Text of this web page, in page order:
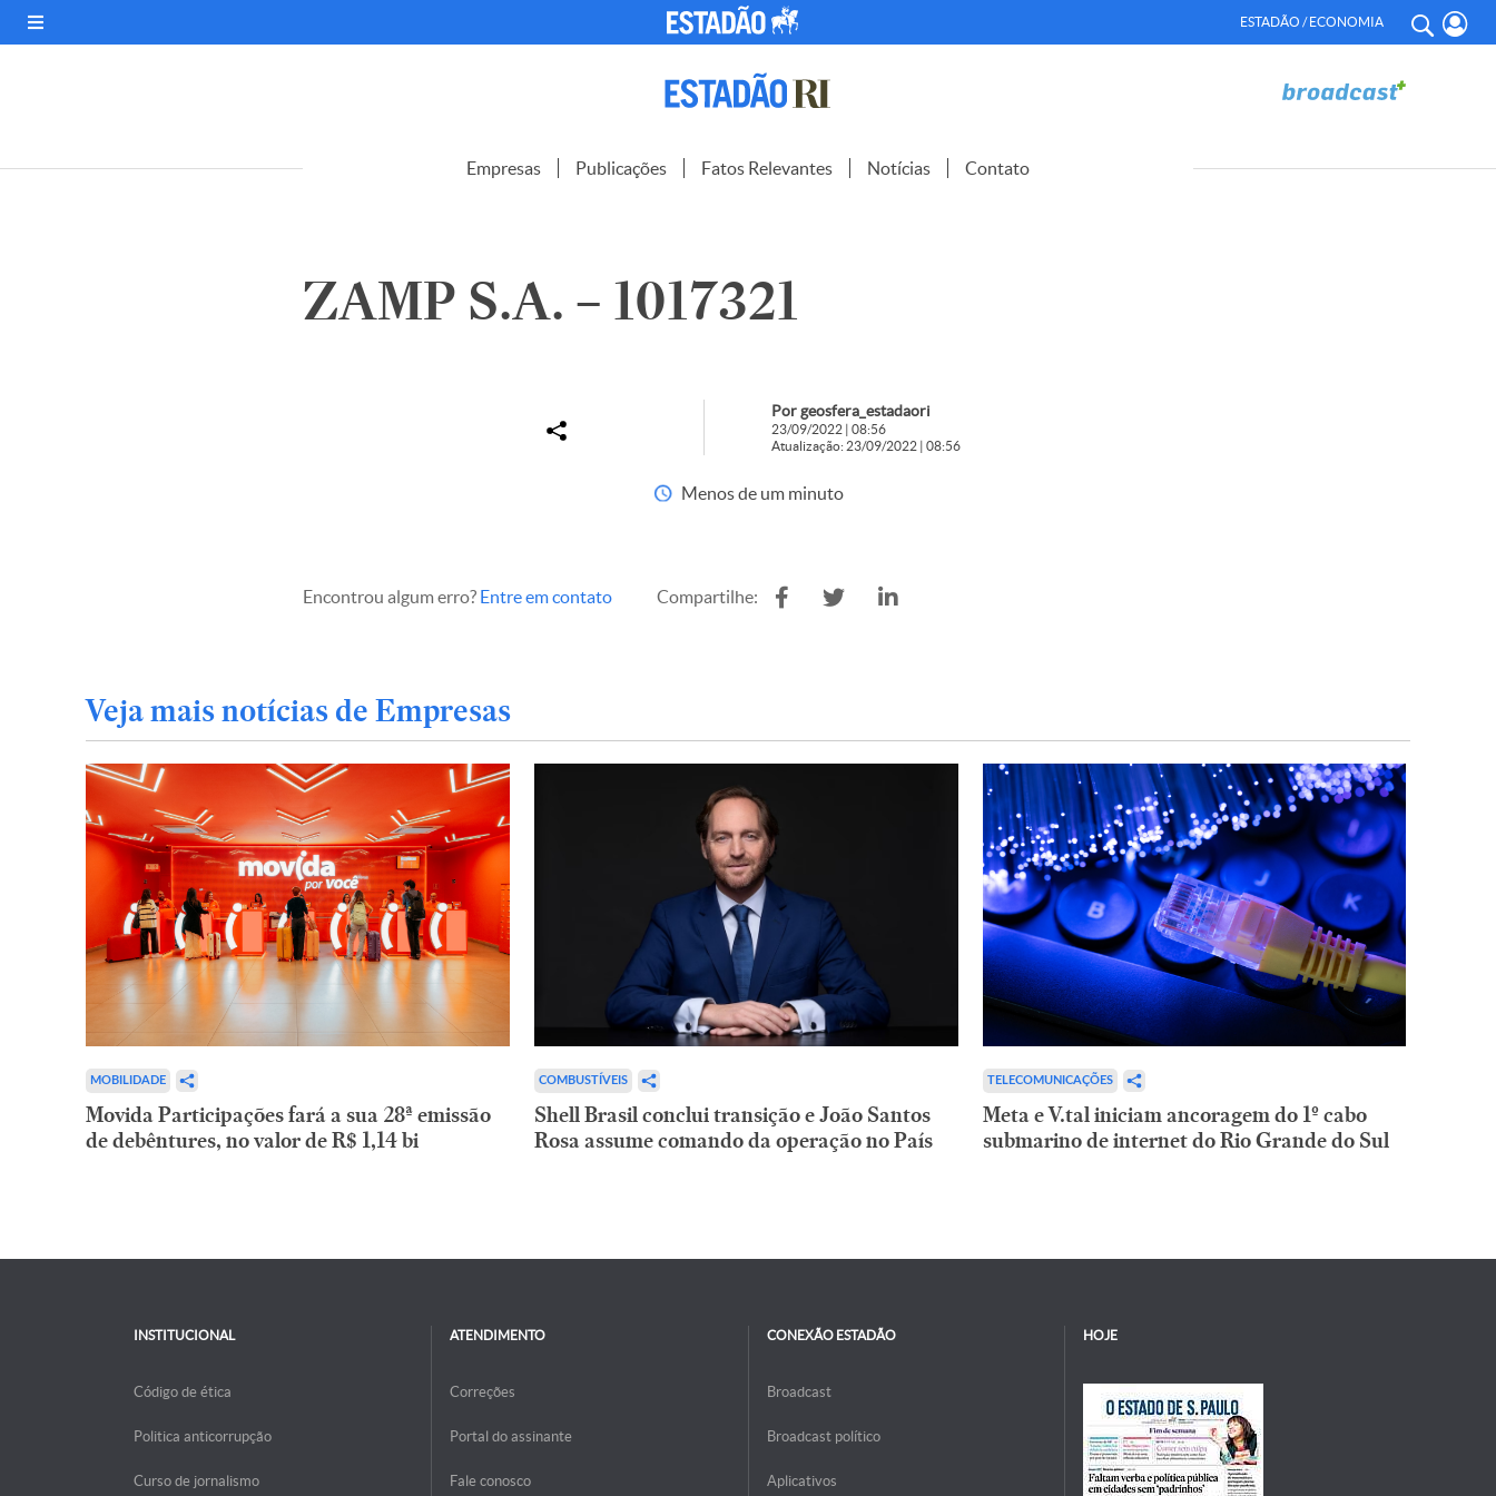
ESTADÃO / ECONOMIA
Empresas Publicações Fatos Relevantes Notícias Contato
ZAMP S.A. – 1017321
Por geosfera_estadaori
23/09/2022 | 08:56
Atualização: 23/09/2022 | 08:56
Menos de um minuto
Encontrou algum erro? Entre em contato Compartilhe:
Veja mais notícias de Empresas
MOBILIDADE
Movida Participações fará a sua 28ª emissão
de debêntures, no valor de R$ 1,14 bi
COMBUSTÍVEIS
Shell Brasil conclui transição e João Santos
Rosa assume comando da operação no País
TELECOMUNICAÇÕES
Meta e V.tal iniciam ancoragem do 1º cabo
submarino de internet do Rio Grande do Sul
INSTITUCIONAL
Código de ética
Politica anticorrupção
Curso de jornalismo
ATENDIMENTO
Correções
Portal do assinante
Fale conosco
CONEXÃO ESTADÃO
Broadcast
Broadcast político
Aplicativos
HOJE